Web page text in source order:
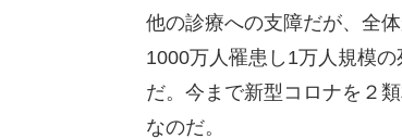
他の診療への支障だが、全
1000万人罹患し1万人規模
だ。今まで新型コロナを２
なのだ。